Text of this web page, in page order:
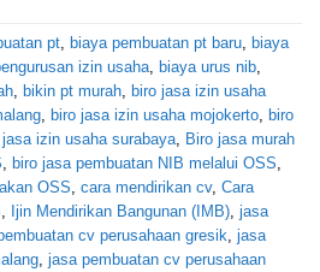
pt biaya pembuatan pt baru
biaya
izin usaha biaya urus nib
bikin pt murah
biro jasa izin usaha
biro jasa izin usaha mojokerto
biro
jasa izin usaha surabaya
Biro jasa murah
biro jasa pembuatan NIB melalui OSS
OSS cara mendirikan cv, Cara
Ijin Mendirikan Bangunan (IMB) jasa
cv perusahaan gresik
jasa
jasa pembuatan cv perusahaan